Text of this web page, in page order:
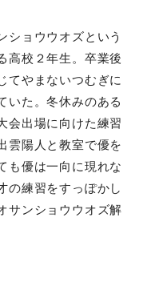
ショウウオズという
高校２年生。卒業後
てやまないつむぎに
いた。冬休みのある
会出場に向けた練習
雲陽人と教室で優を
も優は一向に現れな
の練習をすっぽかし
サンショウウオズ解